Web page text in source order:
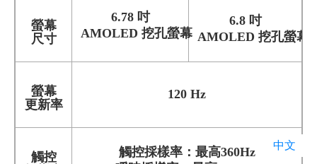
螢幕
尺寸
6.78 吋
AMOLED 挖孔螢幕
6.8 吋
AMOLED 挖孔螢幕
螢幕
更新率
120 Hz
觸控
觸控採樣率：最高360Hz
中文